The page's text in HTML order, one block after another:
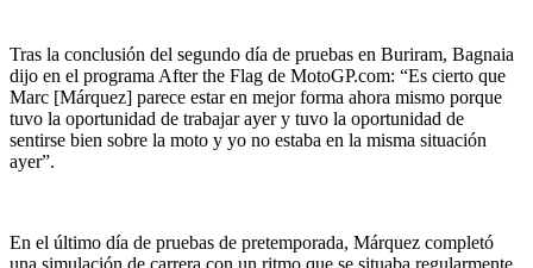
Tras la conclusión del segundo día de pruebas en Buriram, Bagnaia
dijo en el programa After the Flag de MotoGP.com: “Es cierto que
Marc [Márquez] parece estar en mejor forma ahora mismo porque
tuvo la oportunidad de trabajar ayer y tuvo la oportunidad de
sentirse bien sobre la moto y yo no estaba en la misma situación
ayer”.
En el último día de pruebas de pretemporada, Márquez completó
una simulación de carrera con un ritmo que se situaba regularmente